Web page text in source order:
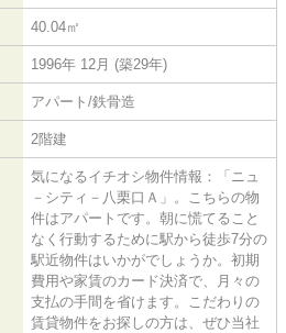
40.04㎡
1996年 12月 (築29年)
アパート/鉄骨造
2階建
気になるイチオシ物件情報：「ニュ
－シティ－八栗口Ａ」。こちらの物
件はアパートです。朝に慌てること
なく行動するために駅から徒歩7分の
駅近物件はいかがでしょうか。初期
費用や家賃のカード決済で、月々の
支払の手間を省けます。こだわりの
賃貸物件をお探しの方は、ぜひ当社